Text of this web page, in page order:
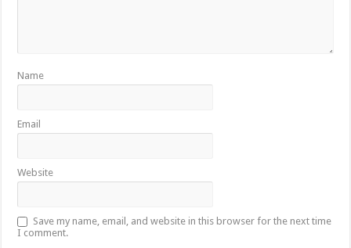
Name
Email
Website
Save my name, email, and website in this browser for the next time
I comment.